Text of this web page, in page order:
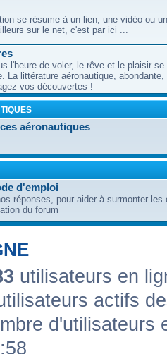
se résume à un lien, une vidéo ou
sur le net, c'est par ici ...
l'heure de voler, le rêve et le plaisir se
La littérature aéronautique, abondante,
vos découvertes !
aéronautiques
d'emploi
réponses, pour aider à surmonter les
du forum
utilisateurs en
actifs
d'utilisateurs